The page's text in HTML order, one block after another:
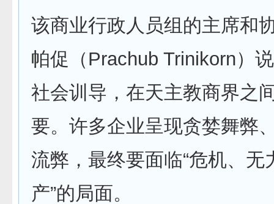
该商业行政人员组的主席和
帕促（Prachub Trinikorn）
社会训导，在天主教商界之
要。许多企业呈现贪婪舞弊
流弊，最终要面临“危机、无
产”的局面。